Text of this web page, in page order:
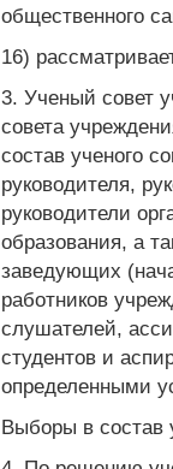
общественного
16)
3. Ученый совет
совета
состав ученого
руководителя,
руководители
образования, а
заведующих
работников
слушателей,
студентов и
определенными
Выборы в состав